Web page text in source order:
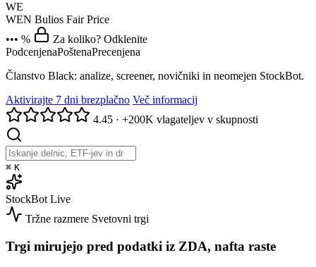
WE
WEN Bulios Fair Price
••• %
Za koliko? Odklenite
PodcenjenaPoštenaPrecenjena
Članstvo Black: analize, screener, novičniki in neomejen StockBot.
Aktivirajte 7 dni brezplačno Več informacij
4.45 · +200K vlagateljev v skupnosti
⌘ K
StockBot Live
Tržne razmere Svetovni trgi
Trgi mirujejo pred podatki iz ZDA, nafta raste